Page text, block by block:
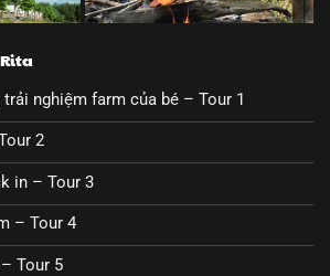
nghiệm farm của bé – Tour 1
2
in – Tour 3
– Tour 4
Tour 5